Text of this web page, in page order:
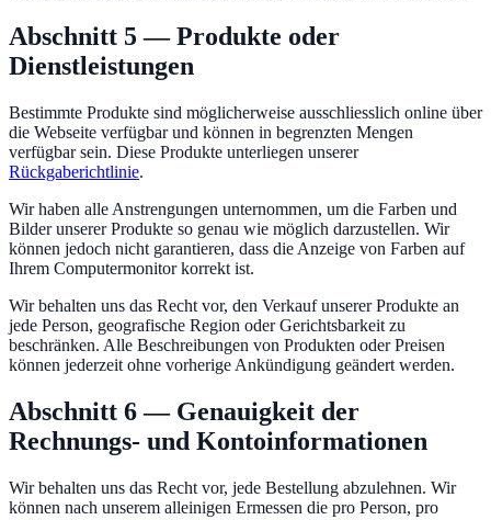
Abschnitt 5 — Produkte oder
Dienstleistungen
Bestimmte Produkte sind möglicherweise ausschliesslich online über
die Webseite verfügbar und können in begrenzten Mengen
verfügbar sein. Diese Produkte unterliegen unserer
Rückgaberichtlinie.
Wir haben alle Anstrengungen unternommen, um die Farben und
Bilder unserer Produkte so genau wie möglich darzustellen. Wir
können jedoch nicht garantieren, dass die Anzeige von Farben auf
Ihrem Computermonitor korrekt ist.
Wir behalten uns das Recht vor, den Verkauf unserer Produkte an
jede Person, geografische Region oder Gerichtsbarkeit zu
beschränken. Alle Beschreibungen von Produkten oder Preisen
können jederzeit ohne vorherige Ankündigung geändert werden.
Abschnitt 6 — Genauigkeit der
Rechnungs- und Kontoinformationen
Wir behalten uns das Recht vor, jede Bestellung abzulehnen. Wir
können nach unserem alleinigen Ermessen die pro Person, pro